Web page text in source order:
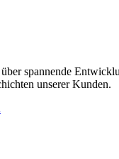
spannende
unserer Kunden.